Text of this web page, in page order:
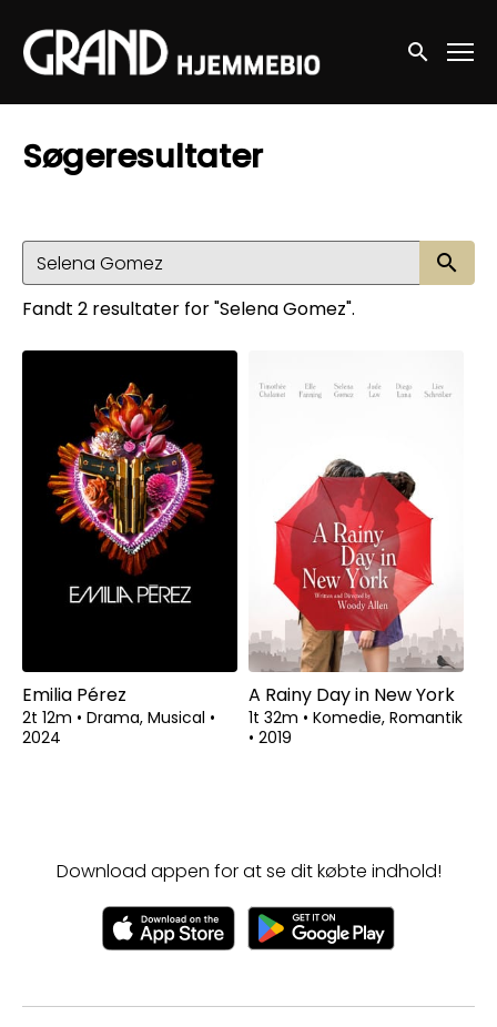
Accessibility Links
Søg nu
Søgeresultater
Fandt 2 resultater for "Selena Gomez".
Emilia Pérez
2t 12m • Drama, Musical •
2024
A Rainy Day in New York
1t 32m • Komedie, Romantik
• 2019
Download appen for at se dit købte indhold!